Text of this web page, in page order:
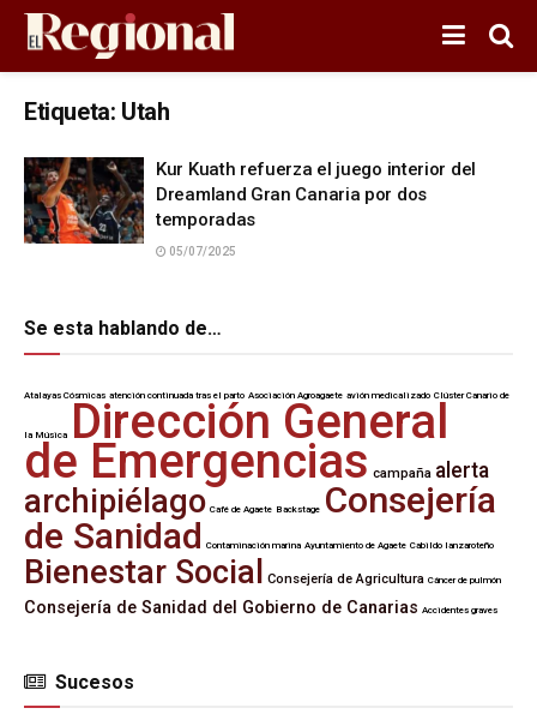
Etiqueta: Utah
Kur Kuath refuerza el juego interior del
Dreamland Gran Canaria por dos
temporadas
05/07/2025
Se esta hablando de…
Atalayas Cósmicas atención continuada tras el parto Asociación Agroagaete avión medicalizado Clúster Canario de
la Música Dirección General
de Emergencias campaña alerta
archipiélago Café de Agaete Backstage Consejería
de Sanidad Contaminación marina Ayuntamiento de Agaete Cabildo lanzaroteño
Bienestar Social Consejería de Agricultura Cáncer de pulmón
Consejería de Sanidad del Gobierno de Canarias Accidentes graves
Sucesos
SUCESOS